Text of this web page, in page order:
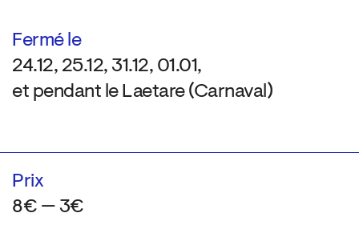
Fermé le
24.12, 25.12, 31.12, 01.01,
et pendant le Laetare (Carnaval)
Prix
8€ — 3€